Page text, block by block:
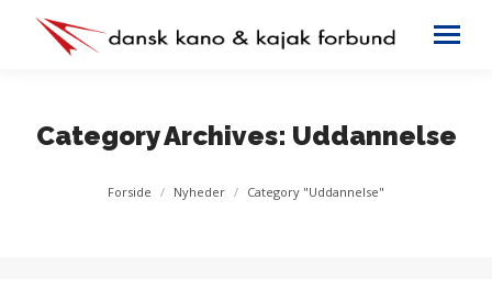
Category Archives: Uddannelse
You are here:
Forside Nyheder Category "Uddannelse"